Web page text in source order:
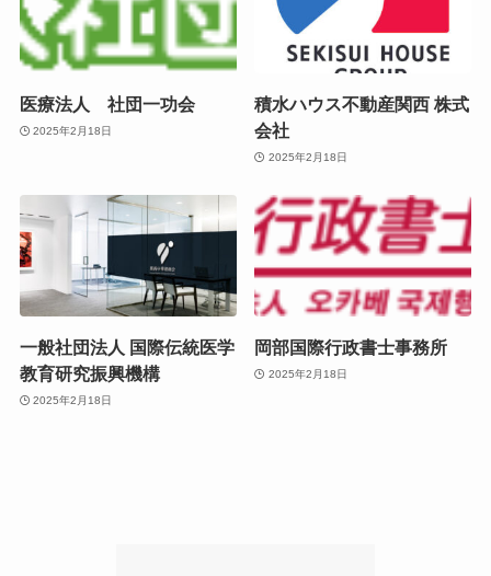
医療法人 社団一功会
2025年2月18日
積水ハウス不動産関西 株式
会社
2025年2月18日
一般社団法人 国際伝統医学
教育研究振興機構
2025年2月18日
岡部国際行政書士事務所
2025年2月18日